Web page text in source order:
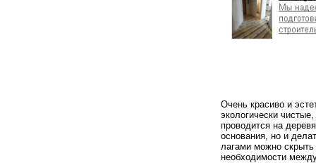
Очень красиво и
экологически
проводится на
основания, но и
лагами можно
необходимости